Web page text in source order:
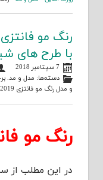
با طرح های
7 سپتامبر 2018
دسته‌ها: مدل و مد.
و مدل رنگ مو فانتزی 2019
رنگ مو
در این مطلب از